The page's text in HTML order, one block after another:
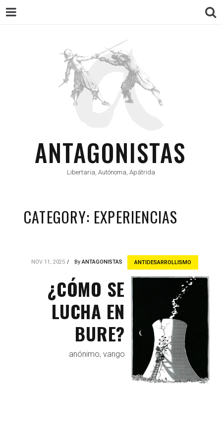
ANTAGONISTAS
Libertaria, Autónoma, Apátrida
CATEGORY: EXPERIENCIAS
ANTIDESARROLLISMO
ByANTAGONISTAS
NOV 11, 2025
¿CÓMO SE
LUCHA EN
BURE?
anónimo, vango